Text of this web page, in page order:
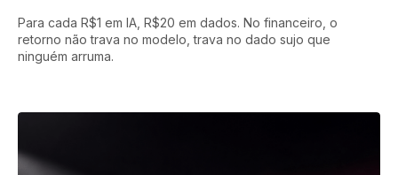
Para cada R$1 em IA, R$20 em dados. No financeiro, o
retorno não trava no modelo, trava no dado sujo que
ninguém arruma.